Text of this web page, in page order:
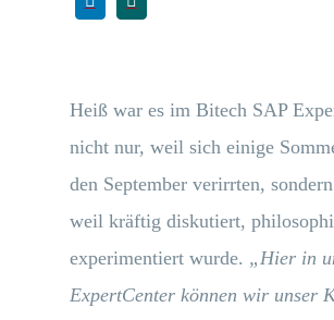
Heiß war es im Bitech SAP
nicht nur, weil sich einige
den September verirrten,
weil kräftig diskutiert,
experimentiert wurde. „Hier in
ExpertCenter können wir unser